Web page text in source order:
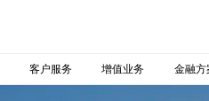
客户服务 增值业务 金融方